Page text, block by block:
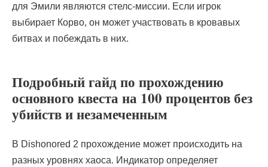
для Эмили являются стелс-миссии. Если игрок
выбирает Корво, он может участвовать в кровавых
битвах и побеждать в них.
Подробный гайд по прохождению
основного квеста на 100 процентов без
убийств и незамеченным
В Dishonored 2 прохождение может происходить на
разных уровнях хаоса. Индикатор определяет